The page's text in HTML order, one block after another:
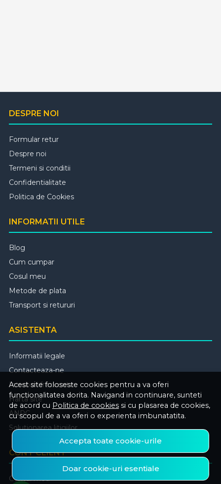
Acest site foloseste cookies pentru a va oferi
functionalitatea dorita. Navigand in continuare, sunteti
de acord cu Politica de cookies si cu plasarea de cookies,
cu scopul de a va oferi o experienta imbunatatita.
Accepta toate cookie-urile
Doar cookie-uri esentiale
DESPRE NOI
Formular retur
Despre noi
Termeni si conditii
Confidentialitate
Politica de Cookies
INFORMATII UTILE
Blog
Cum cumpar
Cosul meu
Metode de plata
Transport si retururi
ASISTENTA
Informatii legale
Contacteaza-ne
Intrebari frecvente
Harta site
ANPC
Solutionarea litigiilor
CONT CLIENT
Contul meu